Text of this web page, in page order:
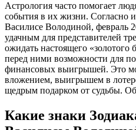
Астрология часто помогает
события в их жизни. Согласно
Василисе Володиной, февраль
удачным для представителей
ожидать настоящего «золотого
перед ними возможности для
финансовых выигрышей. Это
вложением, выигрышем в
щедрым подарком от судьбы.
Какие знаки